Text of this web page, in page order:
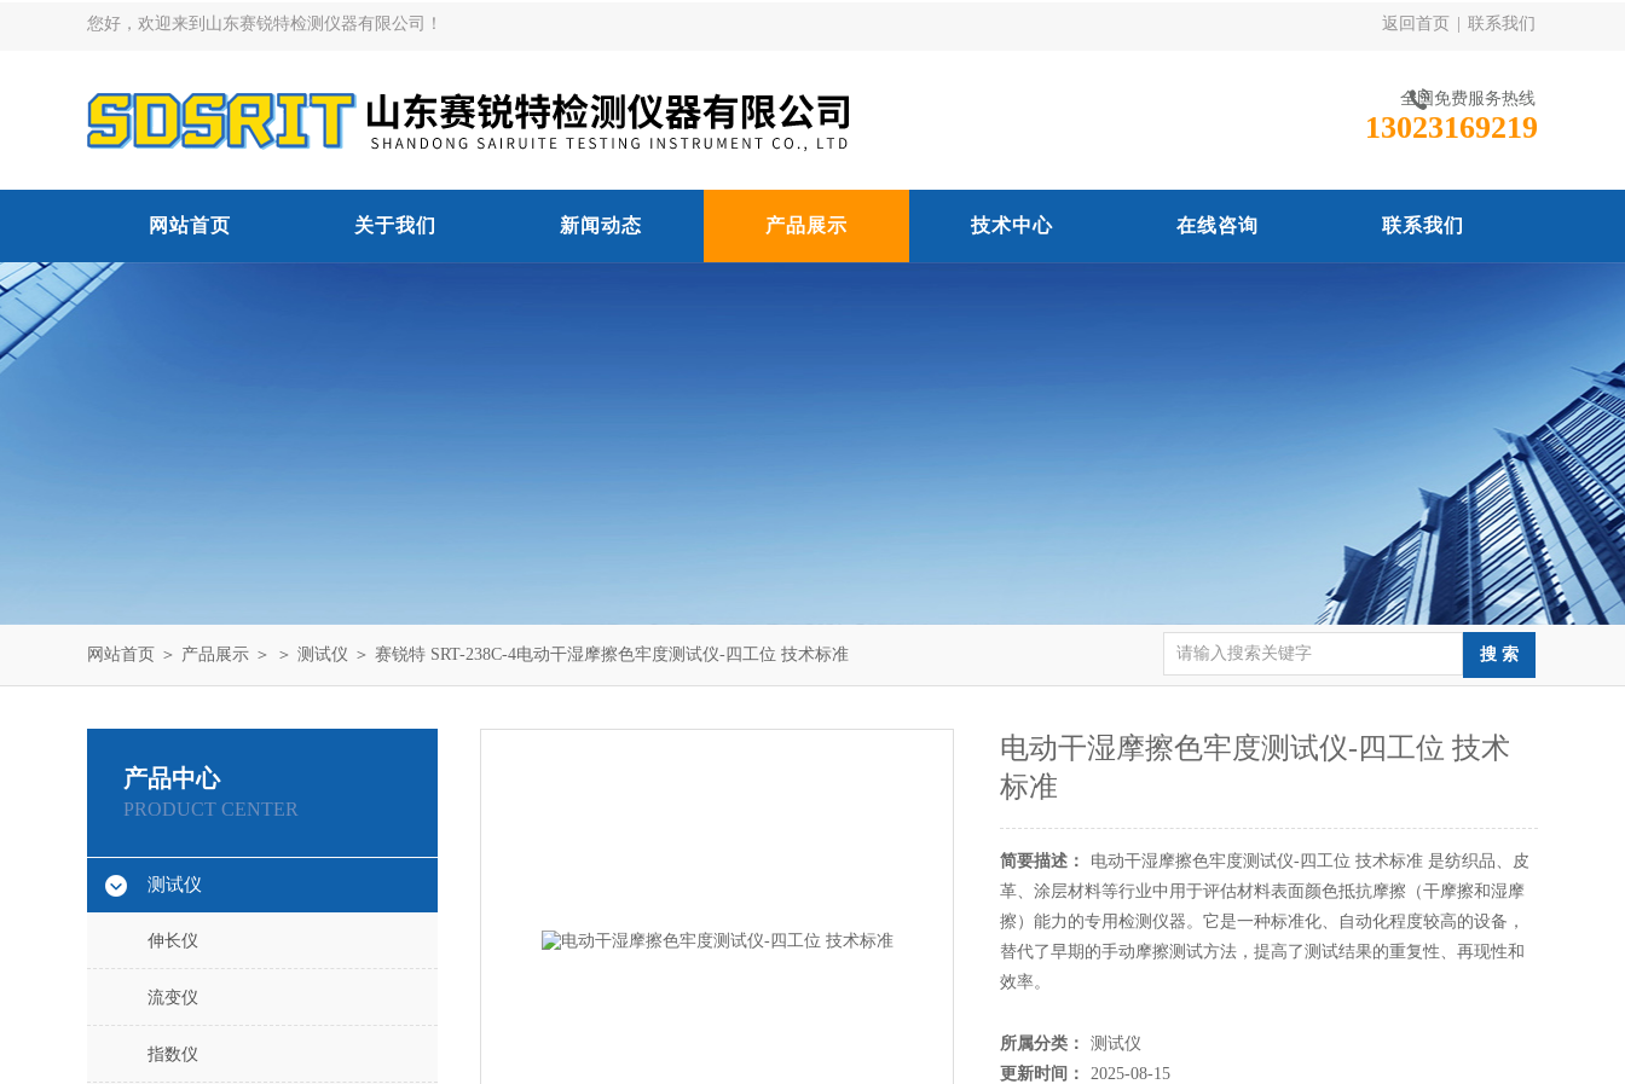
您好，欢迎来到山东赛锐特检测仪器有限公司！ 返回首页 联系我们
全国免费服务热线
13023169219
网站首页 关于我们 新闻动态 产品展示 技术中心 在线咨询 联系我们
网站首页 ＞ 产品展示 ＞ ＞ 测试仪 ＞ 赛锐特 SRT-238C-4电动干湿摩擦色牢度测试仪-四工位 技术标准
产品中心
PRODUCT CENTER
测试仪
伸长仪
流变仪
指数仪
电动干湿摩擦色牢度测试仪-四工位 技术
标准
简要描述：
电动干湿摩擦色牢度测试仪-四工位 技术标准 是纺织品、皮
革、涂层材料等行业中‌用于评估材料表面颜色抵抗摩擦（干摩擦和湿摩
擦）能力的专用检测仪器‌。它是一种标准化、自动化程度较高的设备，
替代了早期的手动摩擦测试方法，提高了测试结果的‌重复性、再现性和
效率‌。
所属分类：
测试仪
更新时间：
2025-08-15